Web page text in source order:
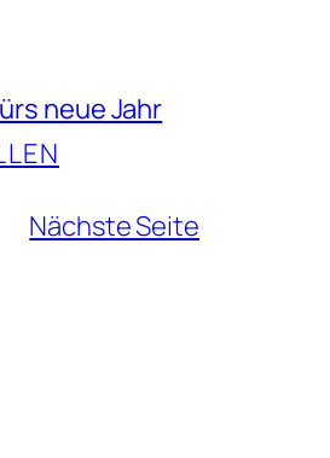
neue Jahr
Nächste Seite